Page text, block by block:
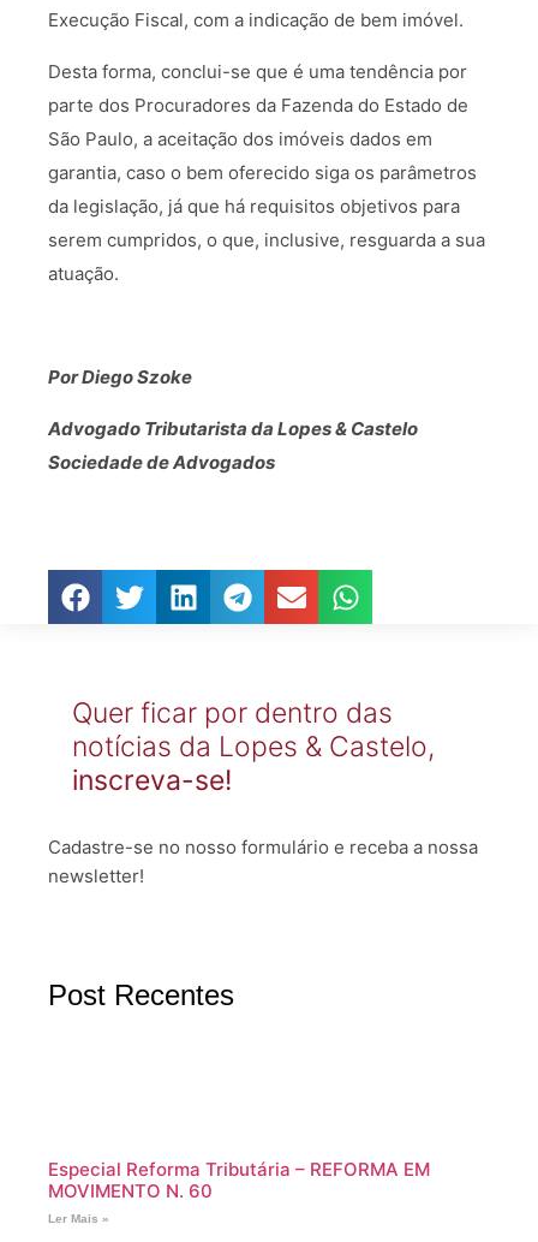
Execução Fiscal, com a indicação de bem imóvel.
Desta forma, conclui-se que é uma tendência por
parte dos Procuradores da Fazenda do Estado de
São Paulo, a aceitação dos imóveis dados em
garantia, caso o bem oferecido siga os parâmetros
da legislação, já que há requisitos objetivos para
serem cumpridos, o que, inclusive, resguarda a sua
atuação.
Por Diego Szoke
Advogado Tributarista da Lopes & Castelo
Sociedade de Advogados
Quer ficar por dentro das
notícias da Lopes & Castelo,
inscreva-se!
Cadastre-se no nosso formulário e receba a nossa
newsletter!
Post Recentes
Especial Reforma Tributária – REFORMA EM
MOVIMENTO N. 60
Ler Mais »